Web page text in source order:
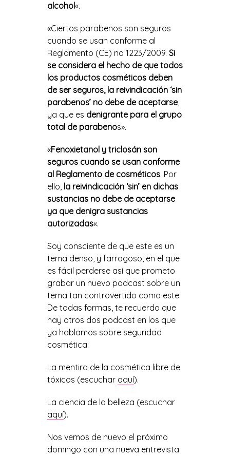
alcohol«.
«Ciertos parabenos son seguros
cuando se usan conforme al
Reglamento (CE) no 1223/2009. Si
se considera el hecho de que todos
los productos cosméticos deben
de ser seguros, la reivindicación ‘sin
parabenos’ no debe de aceptarse,
ya que es denigrante para el grupo
total de parabenos».
«Fenoxietanol y triclosán son
seguros cuando se usan conforme
al Reglamento de cosméticos. Por
ello,la reivindicación ‘sin’ en dichas
sustancias no debe de aceptarse
ya que denigra sustancias
autorizadas«.
Soy consciente de que este es un
tema denso, y farragoso, en el que
es fácil perderse así que prometo
grabar un nuevo podcast sobre un
tema tan controvertido como este.
De todas formas, te recuerdo que
hay otros dos podcast en los que
ya hablamos sobre seguridad
cosmética:
La mentira de la cosmética libre de
tóxicos (escuchar aquí).
La ciencia de la belleza (escuchar
aquí).
Nos vemos de nuevo el próximo
domingo con una nueva entrevista